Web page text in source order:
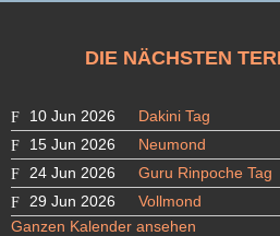
DIE NÄCHSTEN
10 Jun 2026
Dakini Tag
15 Jun 2026
Neumond
24 Jun 2026
Guru Rinpoche Tag
29 Jun 2026
Vollmond
Ganzen Kalender ansehen